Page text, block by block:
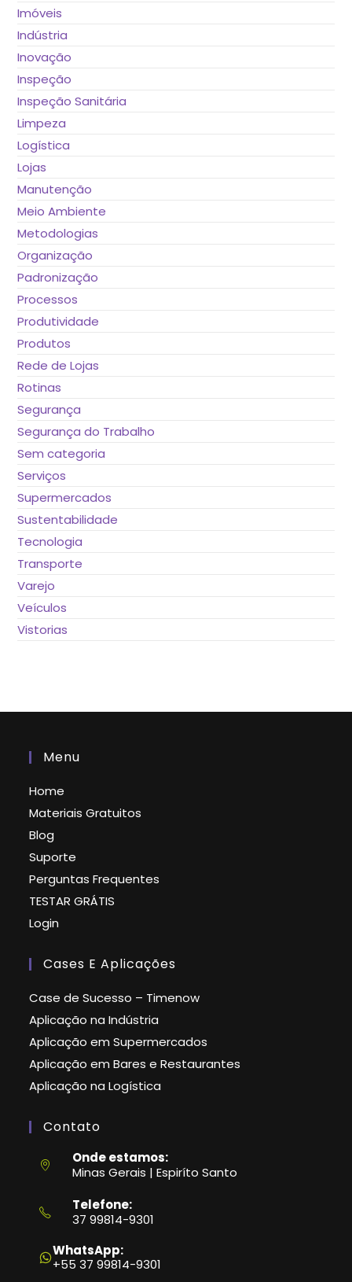
Imóveis
Indústria
Inovação
Inspeção
Inspeção Sanitária
Limpeza
Logística
Lojas
Manutenção
Meio Ambiente
Metodologias
Organização
Padronização
Processos
Produtividade
Produtos
Rede de Lojas
Rotinas
Segurança
Segurança do Trabalho
Sem categoria
Serviços
Supermercados
Sustentabilidade
Tecnologia
Transporte
Varejo
Veículos
Vistorias
Menu
Home
Materiais Gratuitos
Blog
Suporte
Perguntas Frequentes
TESTAR GRÁTIS
Login
Cases E Aplicações
Case de Sucesso – Timenow
Aplicação na Indústria
Aplicação em Supermercados
Aplicação em Bares e Restaurantes
Aplicação na Logística
Contato
Onde estamos:
Minas Gerais | Espiríto Santo
Telefone:
37 99814-9301
em
seu
aplicativo
WhatsApp:
+55 37 99814-9301